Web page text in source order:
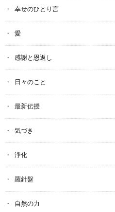
幸せのひとり言
愛
感謝と恩返し
日々のこと
最新伝授
気づき
浄化
羅針盤
自然の力